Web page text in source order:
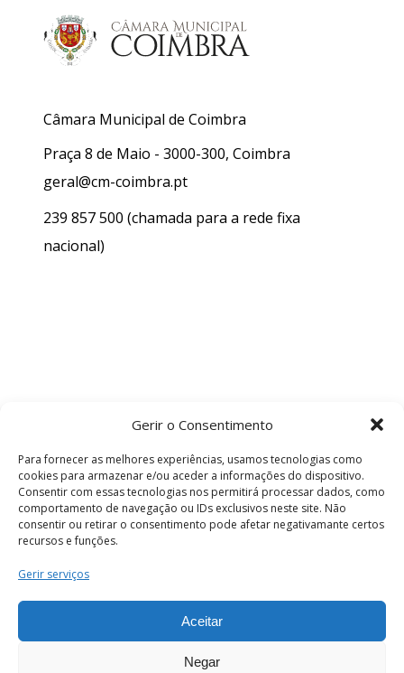
Gerir o Consentimento
Para fornecer as melhores experiências, usamos tecnologias como
cookies para armazenar e/ou aceder a informações do dispositivo.
Consentir com essas tecnologias nos permitirá processar dados, como
comportamento de navegação ou IDs exclusivos neste site. Não
consentir ou retirar o consentimento pode afetar negativamante certos
recursos e funções.
Gerir serviços
Aceitar
Negar
Câmara Municipal de Coimbra
Praça 8 de Maio - 3000-300, Coimbra
geral@cm-coimbra.pt
239 857 500 (chamada para a rede fixa
nacional)
Termos e Condições
os direitos reservados.